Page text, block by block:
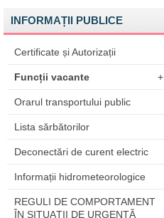
INFORMAȚII PUBLICE
Certificate și Autorizații
Funcții vacante +
Orarul transportului public
Lista sărbătorilor
Deconectări de curent electric
Informații hidrometeorologice
REGULI DE COMPORTAMENT
ÎN SITUAŢII DE URGENŢĂ